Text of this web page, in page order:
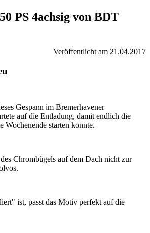
PS 4achsig von BDT
Veröffentlicht am 21.04.2017
Gespann im Bremerhavener
auf die Entladung, damit endlich die
Wochenende starten konnte.
Chrombügels auf dem Dach nicht zur
ist, passt das Motiv perfekt auf die